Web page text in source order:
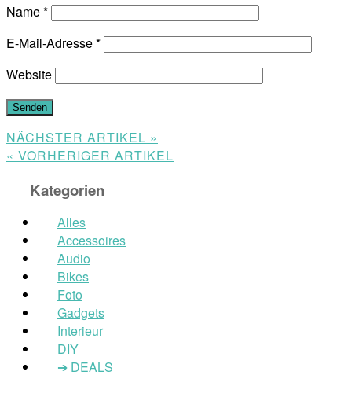
Name*
E-Mail-Adresse*
Website
NÄCHSTER ARTIKEL »
« VORHERIGER ARTIKEL
Kategorien
Alles
Accessoires
Audio
Bikes
Foto
Gadgets
Interieur
DIY
➔ DEALS